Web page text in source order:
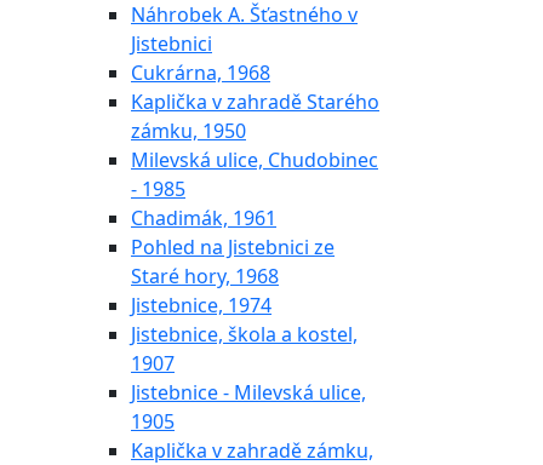
Náhrobek A. Šťastného v
Jistebnici
Cukrárna, 1968
Kaplička v zahradě Starého
zámku, 1950
Milevská ulice, Chudobinec
- 1985
Chadimák, 1961
Pohled na Jistebnici ze
Staré hory, 1968
Jistebnice, 1974
Jistebnice, škola a kostel,
1907
Jistebnice - Milevská ulice,
1905
Kaplička v zahradě zámku,